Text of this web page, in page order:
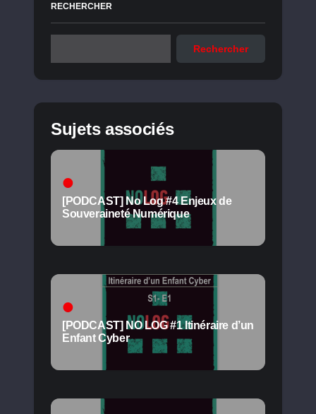
RECHERCHER
Rechercher
Sujets associés
[PODCAST] No Log #4 Enjeux de
Souveraineté Numérique
[PODCAST] NO LOG #1 Itinéraire d’un
Enfant Cyber